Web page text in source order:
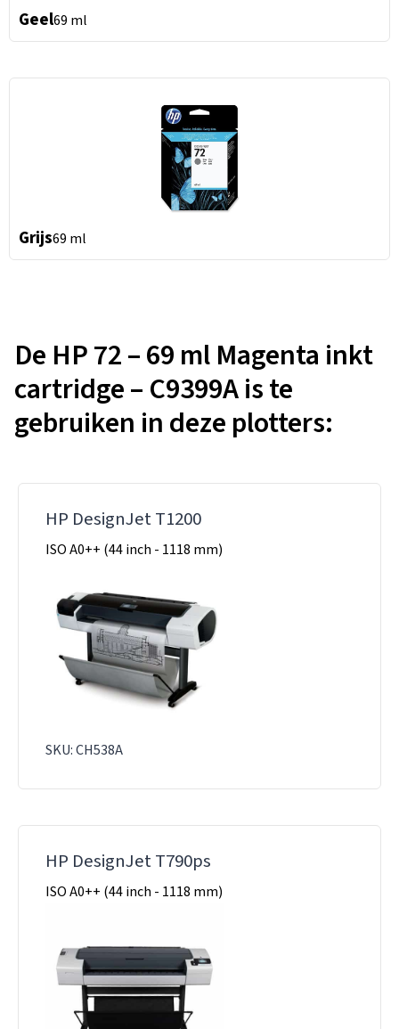
Geel69 ml
Grijs69 ml
De HP 72 – 69 ml Magenta inkt
cartridge – C9399A is te
gebruiken in deze plotters:
HP DesignJet T1200
ISO A0++ (44 inch - 1118 mm)
SKU: CH538A
HP DesignJet T790ps
ISO A0++ (44 inch - 1118 mm)